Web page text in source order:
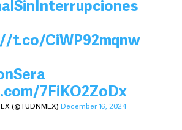
t.co/CiWP92mqnw
7FiKO2ZoDx
(@TUDNMEX) December 16, 2024